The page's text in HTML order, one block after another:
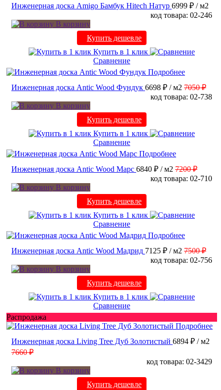
Инженерная доска Amigo Бамбук Hitech Натур 6999 ₽ / м2
код товара: 02-246
В корзину
Купить дешевле
Купить в 1 клик
Сравнение
Подробнее
Инженерная доска Antic Wood Фундук 6698 ₽ / м2 7050 ₽
код товара: 02-738
В корзину
Купить дешевле
Купить в 1 клик
Сравнение
Подробнее
Инженерная доска Antic Wood Марс 6840 ₽ / м2 7200 ₽
код товара: 02-710
В корзину
Купить дешевле
Купить в 1 клик
Сравнение
Подробнее
Инженерная доска Antic Wood Мадрид 7125 ₽ / м2 7500 ₽
код товара: 02-756
В корзину
Купить дешевле
Купить в 1 клик
Сравнение
Распродажа
Подробнее
Инженерная доска Living Tree Дуб Золотистый 6894 ₽ / м2
7660 ₽
код товара: 02-3429
В корзину
Купить дешевле